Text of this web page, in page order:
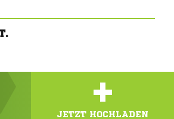
+
JETZT HOCHLADEN